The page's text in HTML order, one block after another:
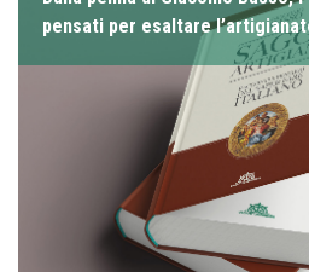
pensati per esaltare